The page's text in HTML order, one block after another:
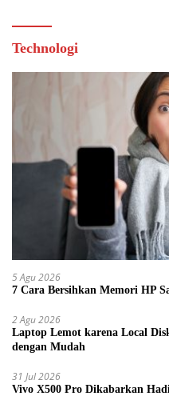
Technologi
5 Agu 2026
7 Cara Bersihkan Memori HP
2 Agu 2026
Laptop Lemot karena Local
dengan Mudah
31 Jul 2026
Vivo X500 Pro Dikabarkan